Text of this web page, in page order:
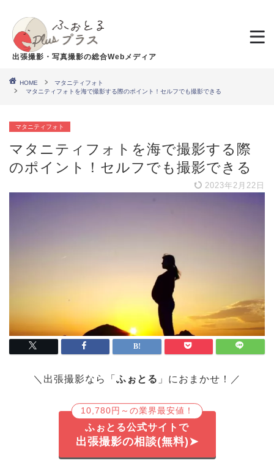
出張撮影・写真撮影の総合Webメディア
HOME
マタニティフォト
マタニティフォトを海で撮影する際のポイント！セルフでも撮影できる
マタニティフォト
マタニティフォトを海で撮影する際
のポイント！セルフでも撮影できる
2023年2月22日
＼出張撮影なら「 ふぉとる 」におまかせ！／
10,780円～の業界最安値！
ふぉとる公式サイトで
出張撮影の相談(無料)➤